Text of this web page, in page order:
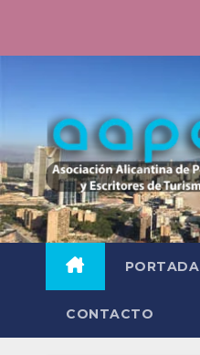
PORTADA
CONTACTO